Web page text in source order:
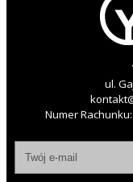
ul.
Numer